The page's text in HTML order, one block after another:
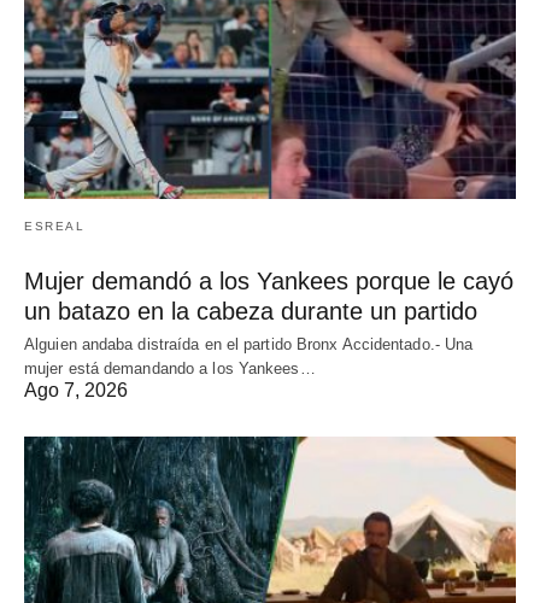
ESREAL
Mujer demandó a los Yankees porque le cayó
un batazo en la cabeza durante un partido
Alguien andaba distraída en el partido Bronx Accidentado.- Una
mujer está demandando a los Yankees…
Ago 7, 2026